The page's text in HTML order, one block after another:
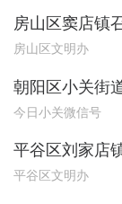
房山区窦店镇
房山区文明办
朝阳区小关街
今日小关微信号
平谷区刘家店
平谷区文明办